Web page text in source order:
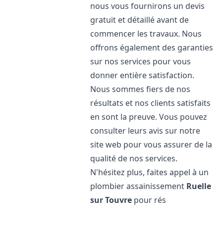
nous vous fournirons un devis
gratuit et détaillé avant de
commencer les travaux. Nous
offrons également des garanties
sur nos services pour vous
donner entière satisfaction.
Nous sommes fiers de nos
résultats et nos clients satisfaits
en sont la preuve. Vous pouvez
consulter leurs avis sur notre
site web pour vous assurer de la
qualité de nos services.
N'hésitez plus, faites appel à un
plombier assainissement Ruelle
sur Touvre pour rés